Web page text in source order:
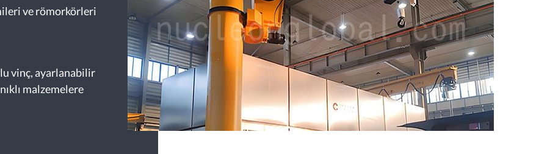
ve römorkörleri
vinç, ayarlanabilir
malzemelere